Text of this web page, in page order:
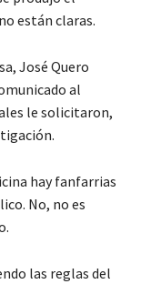
están claras.
José Quero
al
le solicitaron,
hay fanfarrias
No, no es
las reglas del